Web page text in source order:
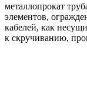
металлопрокат
элементов,
кабелей, как
к скручиванию,